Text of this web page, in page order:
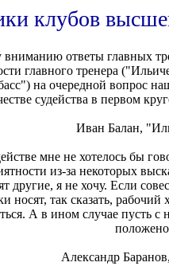
клубов
ответы главных
главного тренера
на очередной вопрос
судейства в первом
Иван Балан,
мне не хотелось бы
из-за некоторых
другие, я не хочу. Если
носят, так сказать, рабочий
А в ином случае пусть с
Александр